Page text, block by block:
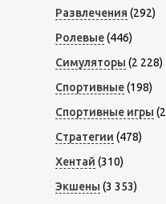
Развлечения (292)
Ролевые(446)
Симуляторы (2 228)
Спортивные(198)
Спортивные игры
Стратегии (478)
Хентай (310)
Экшены (3 353)